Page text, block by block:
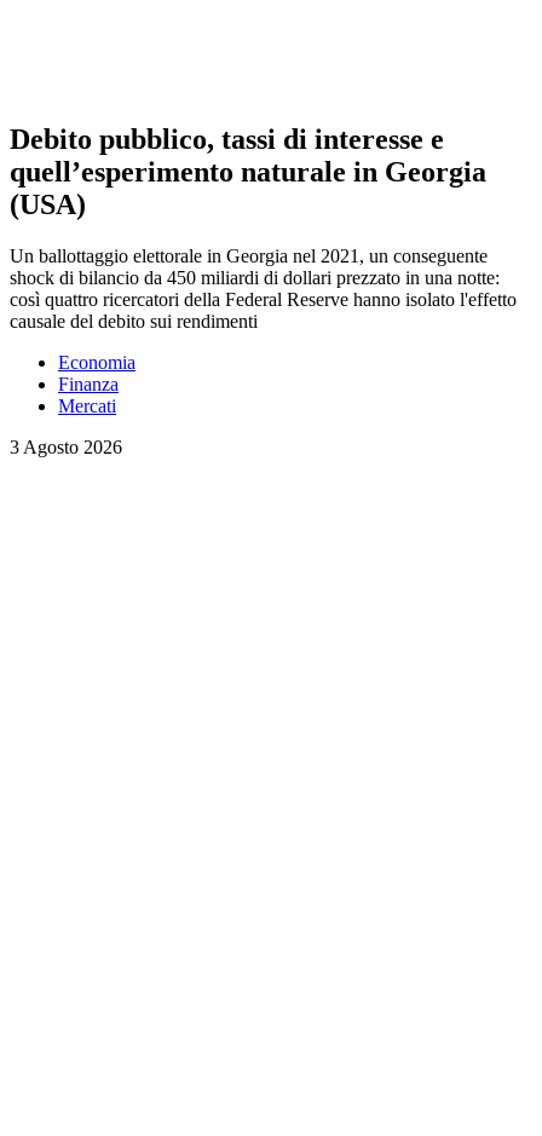
Debito pubblico, tassi di interesse e
quell’esperimento naturale in Georgia
(USA)
Un ballottaggio elettorale in Georgia nel 2021, un conseguente
shock di bilancio da 450 miliardi di dollari prezzato in una notte:
così quattro ricercatori della Federal Reserve hanno isolato l'effetto
causale del debito sui rendimenti
Economia
Finanza
Mercati
3 Agosto 2026